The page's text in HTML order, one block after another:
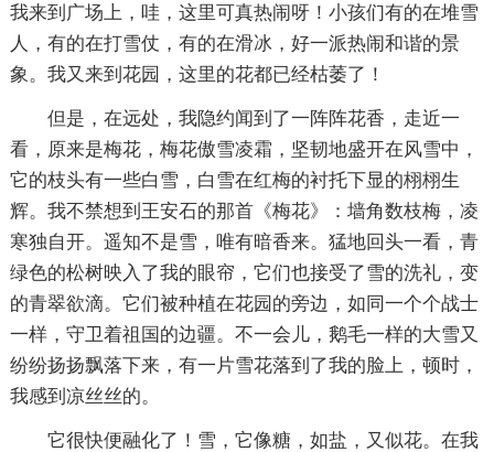
我来到广场上，哇，这里可真热闹呀！小孩们有的在堆雪
人，有的在打雪仗，有的在滑冰，好一派热闹和谐的景
象。我又来到花园，这里的花都已经枯萎了！
但是，在远处，我隐约闻到了一阵阵花香，走近一
看，原来是梅花，梅花傲雪凌霜，坚韧地盛开在风雪中，
它的枝头有一些白雪，白雪在红梅的衬托下显的栩栩生
辉。我不禁想到王安石的那首《梅花》：墙角数枝梅，凌
寒独自开。遥知不是雪，唯有暗香来。猛地回头一看，青
绿色的松树映入了我的眼帘，它们也接受了雪的洗礼，变
的青翠欲滴。它们被种植在花园的旁边，如同一个个战士
一样，守卫着祖国的边疆。不一会儿，鹅毛一样的大雪又
纷纷扬扬飘落下来，有一片雪花落到了我的脸上，顿时，
我感到凉丝丝的。
它很快便融化了！雪，它像糖，如盐，又似花。在我